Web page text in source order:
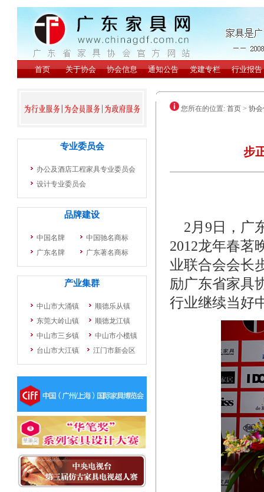
您所在的位置: 首页> 协
步
2月9日，广
2012龙年春茗
业联合会会长
励广东省家具
行业继续当好